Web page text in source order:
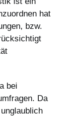
hat
bzw.
bei
Da